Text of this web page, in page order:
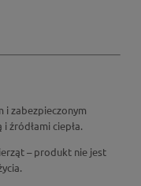
i zabezpieczonym
źródłami ciepła.
– produkt nie jest